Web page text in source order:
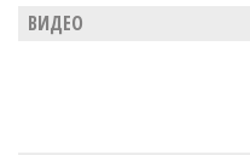
ВИДЕО